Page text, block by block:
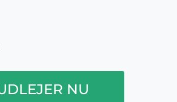
NU